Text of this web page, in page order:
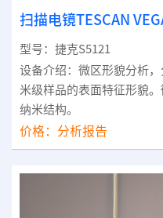
扫描电镜TESCAN
型号：捷克S5121
设备介绍：微区形貌分析
米级样品的表面特征形貌
纳米结构。
价格： 分析报告